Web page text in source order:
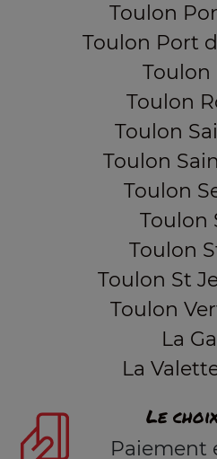
Toulon
Toulon Port
Toulon
Toulon
Toulon
Toulon
Toulon
Toulon
Toulon
Toulon St
Toulon
La
La
Le
Paiement